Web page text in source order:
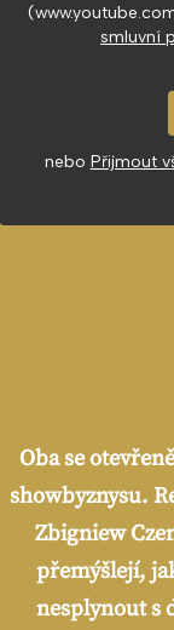
smluvní
nebo Přijmout
Oba se
showbyznysu.
Zbigniew
přemýšlejí,
nesplynout s